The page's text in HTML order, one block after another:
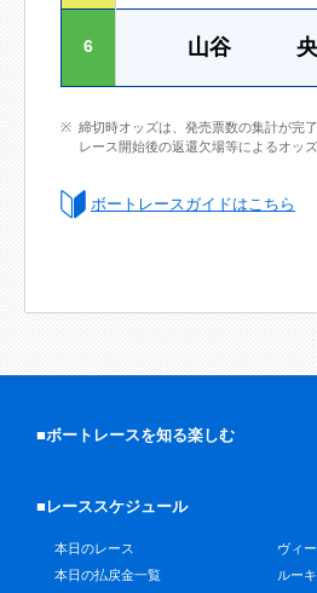
6 山谷 央
締切時オッズは、発売票数の集計が完
レース開始後の返還欠場等によるオッ
ボートレースガイドはこちら
■ボートレースを知る楽しむ
■レーススケジュール
本日のレース
本日の払戻金一覧
ヴィ
ルー